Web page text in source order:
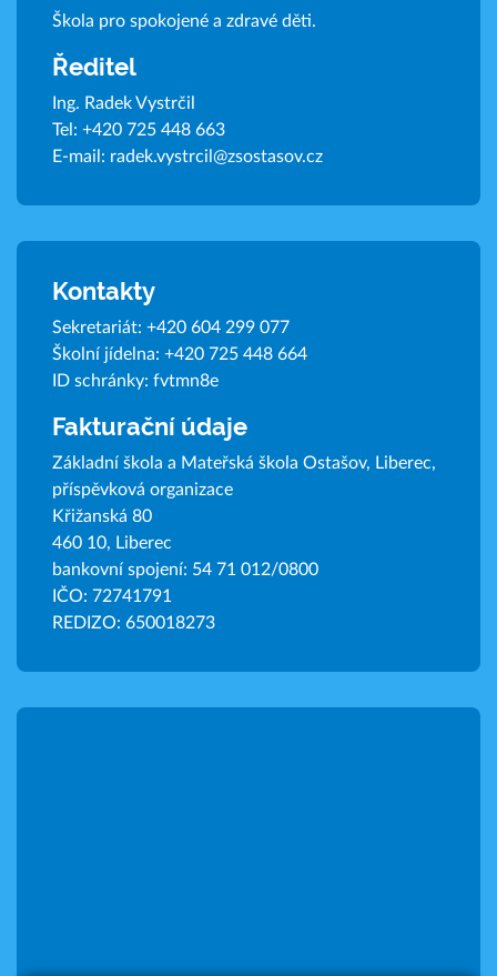
Škola pro spokojené a zdravé děti.
Ředitel
Ing. Radek Vystrčil
Tel: +420 725 448 663
E-mail: radek.vystrcil@zsostasov.cz
Kontakty
Sekretariát: +420 604 299 077
Školní jídelna: +420 725 448 664
ID schránky: fvtmn8e
Fakturační údaje
Základní škola a Mateřská škola Ostašov, Liberec,
příspěvková organizace
Křižanská 80
460 10, Liberec
bankovní spojení: 54 71 012/0800
IČO: 72741791
REDIZO: 650018273